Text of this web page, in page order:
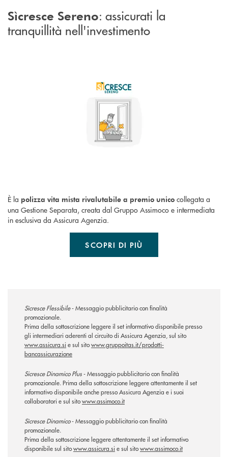
Sìcresce Sereno: assicurati la
tranquillità nell'investimento
È la polizza vita mista rivalutabile a premio unico collegata a
una Gestione Separata, creata dal Gruppo Assimoco e intermediata
in esclusiva da Assicura Agenzia.
SCOPRI DI PIÙ
Sìcresce Flessibile- Messaggio pubblicitario con finalità
promozionale.
Prima della sottoscrizione leggere il set informativo disponibile presso
gli intermediari aderenti al circuito di Assicura Agenzia, sul sito
www.assicura.sie sul sitowww.gruppoitas.it/prodotti-
bancassicurazione
Sicresce Dinamico Plus- Messaggio pubblicitario con finalità
promozionale. Prima della sottoscrizione leggere attentamente il set
informativo disponibile anche presso Assicura Agenzia e i suoi
collaboratori e sul sitowww.assimoco.it
Sìcresce Dinamico- Messaggio pubblicitario con finalità
promozionale.
Prima della sottoscrizione leggere attentamente il set informativo
disponibile sul sitowww.assicura.sie sul sitowww.assimoco.it